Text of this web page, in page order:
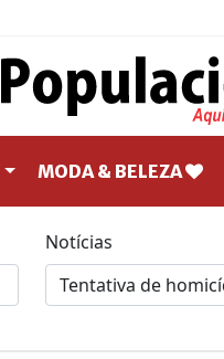
MODA & BELEZA
Notícias